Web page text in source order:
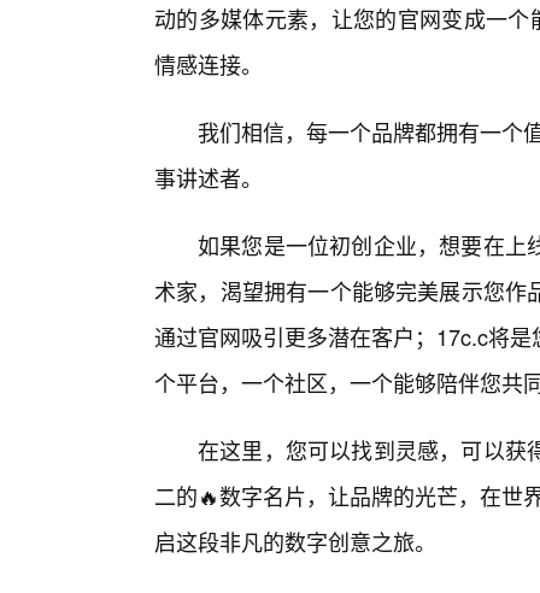
动的多媒体元素，让您的官网变成一
情感连接。
我们相信，每一个品牌都拥有一个
事讲述者。
如果您是一位初创企业，想要在上
术家，渴望拥有一个能够完美展示您
通过官网吸引更多潜在客户；17c.c将
个平台，一个社区，一个能够陪伴您共
在这里，您可以找到灵感，可以获
二的🔥数字名片，让品牌的光芒，在世
启这段非凡的数字创意之旅。